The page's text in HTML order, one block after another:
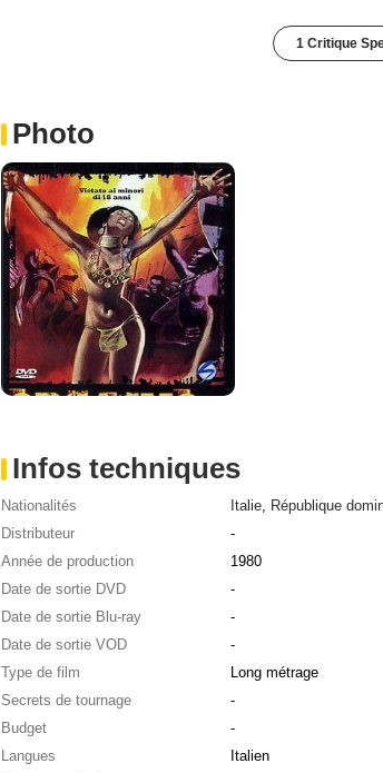
1 Critique
Photo
Infos techniques
Nationalités Italie,
République
Distributeur
-
Année de production
1980
Date de sortie DVD
-
Date de sortie Blu-ray
-
Date de sortie VOD
-
Type de film
Long métrage
Secrets de tournage
-
Budget
-
Langues
Italien